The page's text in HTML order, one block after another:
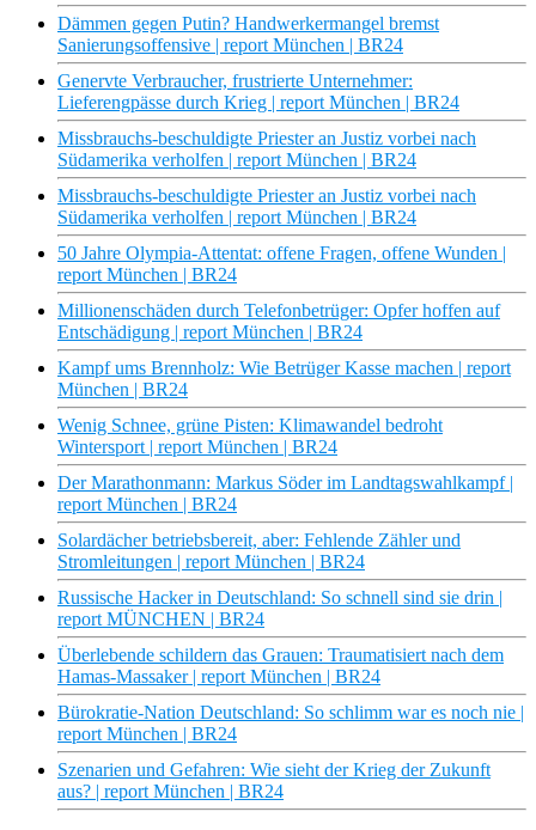
Dämmen gegen Putin? Handwerkermangel bremst
Sanierungsoffensive | report München | BR24
Genervte Verbraucher, frustrierte Unternehmer:
Lieferengpässe durch Krieg | report München | BR24
Missbrauchs-beschuldigte Priester an Justiz vorbei nach
Südamerika verholfen | report München | BR24
Missbrauchs-beschuldigte Priester an Justiz vorbei nach
Südamerika verholfen | report München | BR24
50 Jahre Olympia-Attentat: offene Fragen, offene Wunden |
report München | BR24
Millionenschäden durch Telefonbetrüger: Opfer hoffen auf
Entschädigung | report München | BR24
Kampf ums Brennholz: Wie Betrüger Kasse machen | report
München | BR24
Wenig Schnee, grüne Pisten: Klimawandel bedroht
Wintersport | report München | BR24
Der Marathonmann: Markus Söder im Landtagswahlkampf |
report München | BR24
Solardächer betriebsbereit, aber: Fehlende Zähler und
Stromleitungen | report München | BR24
Russische Hacker in Deutschland: So schnell sind sie drin |
report MÜNCHEN | BR24
Überlebende schildern das Grauen: Traumatisiert nach dem
Hamas-Massaker | report München | BR24
Bürokratie-Nation Deutschland: So schlimm war es noch nie |
report München | BR24
Szenarien und Gefahren: Wie sieht der Krieg der Zukunft
aus? | report München | BR24